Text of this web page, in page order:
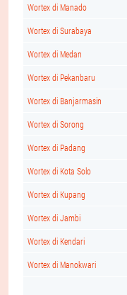
Wortex di Manado
Wortex di Surabaya
Wortex di Medan
Wortex di Pekanbaru
Wortex di Banjarmasin
Wortex di Sorong
Wortex di Padang
Wortex di Kota Solo
Wortex di Kupang
Wortex di Jambi
Wortex di Kendari
Wortex di Manokwari